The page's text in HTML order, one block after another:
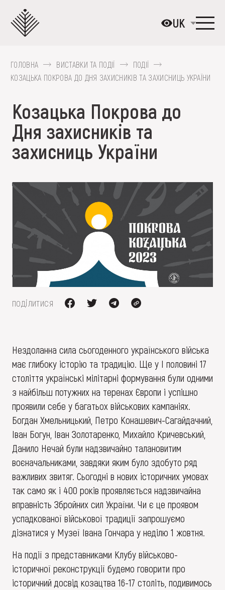
основного
вмісту
UK
ПРО МУЗЕЙ
ВИСТАВКИ ТА ПОДІЇ
МЕДІА
ВІДВІДАТИ
ПОСЛУГИ
FAQ
ОНЛАЙН-КРАМНИЦЯ
ПІДТРИМАТИ
ГОЛОВНА ВИСТАВКИ ТА ПОДІЇ
ПОДІЇ
КОЗАЦЬКА ПОКРОВА ДО ДНЯ ЗАХИСНИКІВ ТА ЗАХИСНИЦЬ УКРАЇНИ
Козацька Покрова до
Дня захисників та
захисниць України
поділитися
Нездоланна сила сьогоденного українського війська
має глибоку історію та традицію. Ще у I половині 17
століття українські мілітарні формування були одними
з найбільш потужних на теренах Європи і успішно
проявили себе у багатьох військових кампаніях.
Богдан Хмельницький, Петро Конашевич-Сагайдачний,
Іван Богун, Іван Золотаренко, Михайло Кричевський,
Данило Нечай були надзвичайно талановитим
воєначальниками, завдяки яким було здобуто ряд
важливих звитяг. Сьогодні в нових історичних умовах
так само як і 400 років проявляється надзвичайна
вправність Збройних сил України. Чи є це проявом
успадкованої військової традиції запрошуємо
дізнатися у Музеї Івана Гончара у неділю 1 жовтня.
На події з представниками Клубу військово-
історичної реконструкції будемо говорити про
історичний досвід козацтва 16-17 століть, подивимось